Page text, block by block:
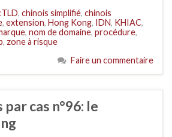
, chinois simplifié, chinois
, extension, Hong Kong, IDN, KHIAC,
, nom de domaine, procédure,
, zone à risque
Faire un commentaire
par cas n°96: le